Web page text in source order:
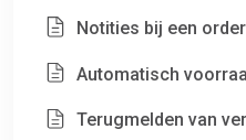
Notities bij een order
Automatisch
Terugmelden van